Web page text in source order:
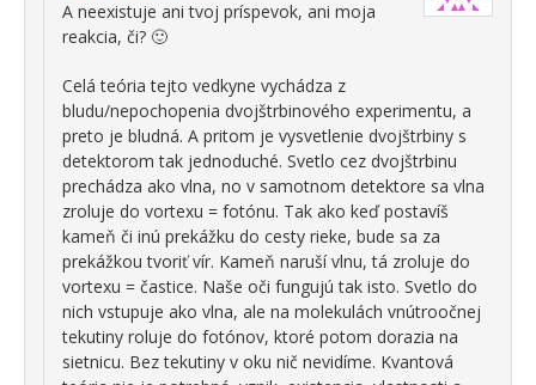
A neexistuje ani tvoj príspevok, ani moja
reakcia, či? 🙂
Celá teória tejto vedkyne vychádza z
bludu/nepochopenia dvojštrbinového experimentu, a
preto je bludná. A pritom je vysvetlenie dvojštrbiny s
detektorom tak jednoduché. Svetlo cez dvojštrbinu
prechádza ako vlna, no v samotnom detektore sa vlna
zroluje do vortexu = fotónu. Tak ako keď postavíš
kameň či inú prekážku do cesty rieke, bude sa za
prekážkou tvoriť vír. Kameň naruší vlnu, tá zroluje do
vortexu = častice. Naše oči fungujú tak isto. Svetlo do
nich vstupuje ako vlna, ale na molekulách vnútroočnej
tekutiny roluje do fotónov, ktoré potom dorazia na
sietnicu. Bez tekutiny v oku nič nevidíme. Kvantová